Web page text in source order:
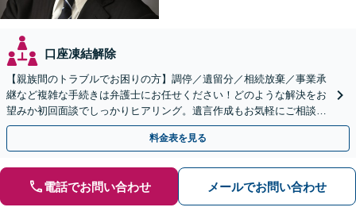
口座凍結解除
【親族間のトラブルでお困りの方】調停／遺留分／相続放棄／事業承
継など複雑な手続きは弁護士にお任せください！どのような解決をお
望みか初回面談でしっかりヒアリング。遺言作成もお気軽にご相談く
ださい。
料金表を見る
電話でお問い合わせ メールでお問い合わせ